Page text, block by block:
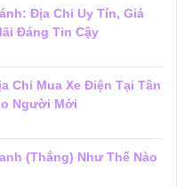
Địa Chỉ Uy Tín, Giá
Đáng Tin Cậy
Chỉ Mua Xe Điện Tại Tân
Người Mới
(Thắng) Như Thế Nào